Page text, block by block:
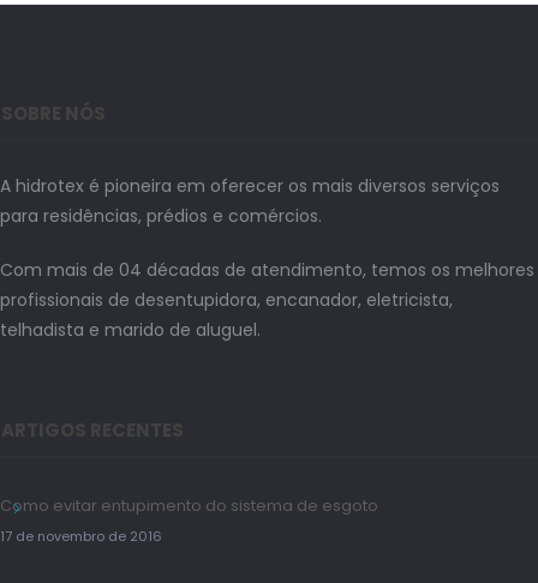
A hidrotex é pioneira em oferecer os mais diversos serviços
para residências, prédios e comércios.
Com mais de 04 décadas de atendimento, temos os melhores
profissionais de desentupidora, encanador, eletricista,
telhadista e marido de aluguel.
Como evitar entupimento do sistema de esgoto
17 de novembro de 2016